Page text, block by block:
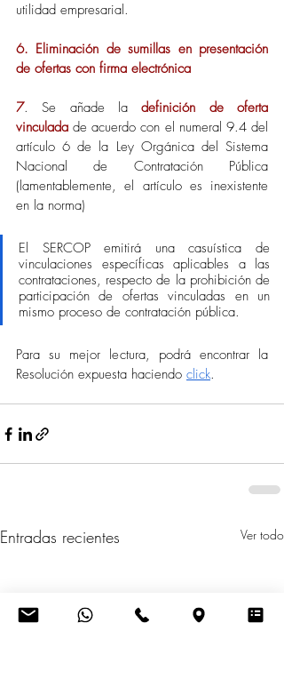
utilidad empresarial.
6. Eliminación de sumillas en presentación
de ofertas con firma electrónica
7. Se añade la definición de oferta
vinculada de acuerdo con el numeral 9.4 del
artículo 6 de la Ley Orgánica del Sistema
Nacional de Contratación Pública
(lamentablemente, el artículo es inexistente
en la norma)
El SERCOP emitirá una casuística de
vinculaciones específicas aplicables a las
contrataciones, respecto de la prohibición de
participación de ofertas vinculadas en un
mismo proceso de contratación pública.
Para su mejor lectura, podrá encontrar la
Resolución expuesta haciendo click.
Entradas recientes Ver todo